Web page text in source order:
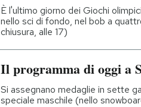
È l'ultimo giorno dei Giochi
nello sci di fondo, nel bob a
chiusura, alle 17)
Il programma di oggi a
Si assegnano medaglie in sette
speciale maschile (nello